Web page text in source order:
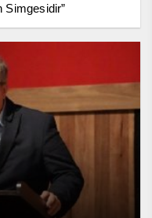
Simgesidir”